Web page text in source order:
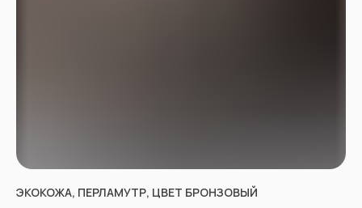
ЭКОКОЖА, ПЕРЛАМУТР, ЦВЕТ БРОНЗОВЫЙ